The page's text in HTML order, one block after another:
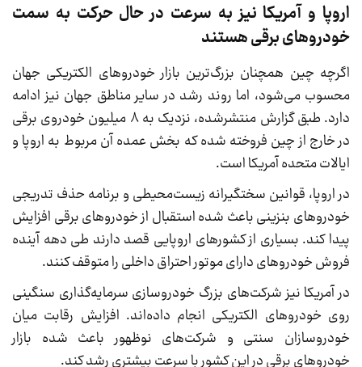
اروپا و آمریکا نیز به سرعت در حال حرکت به سمت
خودروهای برقی هستند
اگرچه چین همچنان بزرگ‌ترین بازار خودروهای الکتریکی جهان
محسوب می‌شود، اما روند رشد در سایر مناطق جهان نیز ادامه
دارد. طبق گزارش منتشرشده، نزدیک به ۸ میلیون خودروی برقی
در خارج از چین فروخته شده که بخش عمده آن مربوط به اروپا و
ایالات متحده آمریکا است.
در اروپا، قوانین سختگیرانه زیست‌محیطی و برنامه حذف تدریجی
خودروهای بنزینی باعث شده استقبال از خودروهای برقی افزایش
پیدا کند. بسیاری از کشورهای اروپایی قصد دارند طی دهه آینده
فروش خودروهای دارای موتور احتراق داخلی را متوقف کنند.
در آمریکا نیز شرکت‌های بزرگ خودروسازی سرمایه‌گذاری سنگینی
روی خودروهای الکتریکی انجام داده‌اند. افزایش رقابت میان
خودروسازان سنتی و شرکت‌های نوظهور باعث شده بازار
خودروهای برقی در این کشور با سرعت بیشتری رشد کند.